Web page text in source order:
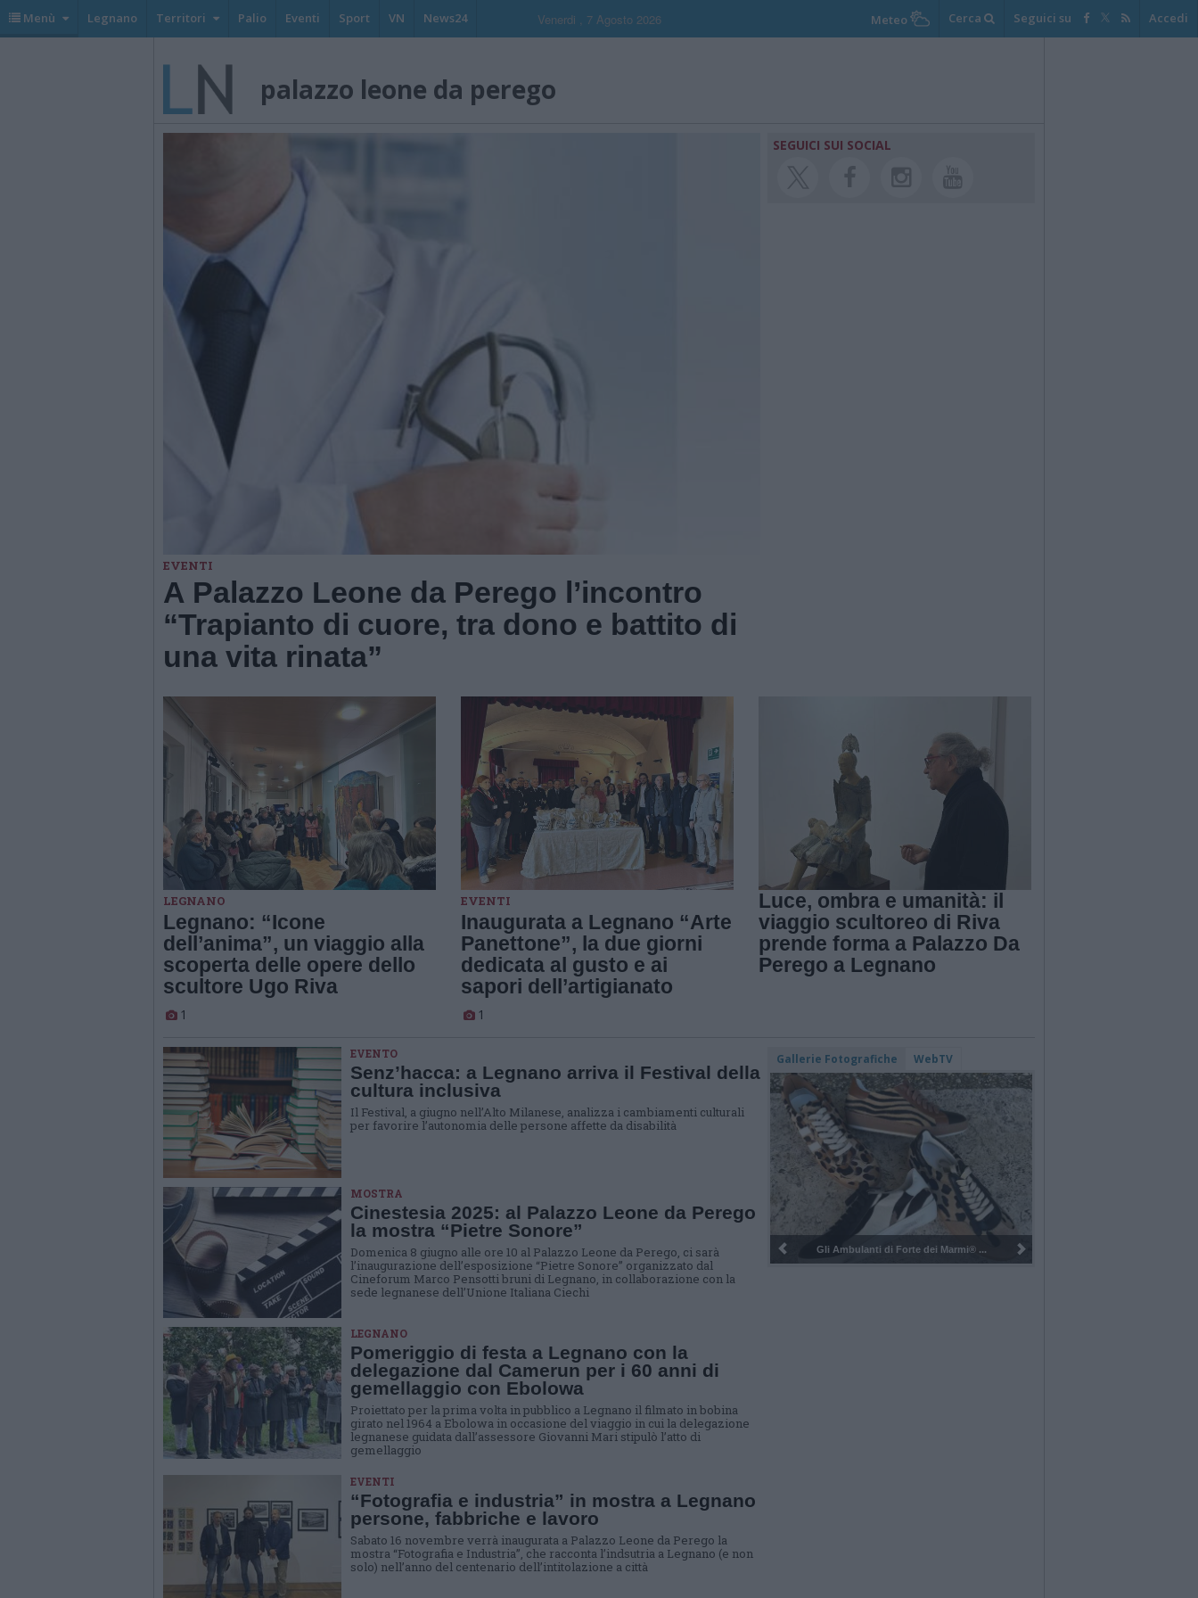
Menù Legnano Territori Palio Eventi Sport VN News24 Venerdi , 7 Agosto 2026 Meteo Cerca Seguici su Accedi
palazzo leone da perego
EVENTI
A Palazzo Leone da Perego l’incontro
“Trapianto di cuore, tra dono e battito di
una vita rinata”
SEGUICI SUI SOCIAL
LEGNANO
Legnano: “Icone
dell’anima”, un viaggio alla
scoperta delle opere dello
scultore Ugo Riva
1
EVENTI
Inaugurata a Legnano “Arte
Panettone”, la due giorni
dedicata al gusto e ai
sapori dell’artigianato
1
Luce, ombra e umanità: il
viaggio scultoreo di Riva
prende forma a Palazzo Da
Perego a Legnano
EVENTO
Senz’hacca: a Legnano arriva il Festival della
cultura inclusiva
Il Festival, a giugno nell’Alto Milanese, analizza i cambiamenti culturali
per favorire l’autonomia delle persone affette da disabilità
MOSTRA
Cinestesia 2025: al Palazzo Leone da Perego
la mostra “Pietre Sonore”
Domenica 8 giugno alle ore 10 al Palazzo Leone da Perego, ci sarà
l’inaugurazione dell’esposizione “Pietre Sonore” organizzato dal
Cineforum Marco Pensotti bruni di Legnano, in collaborazione con la
sede legnanese dell’Unione Italiana Ciechi
LEGNANO
Pomeriggio di festa a Legnano con la
delegazione dal Camerun per i 60 anni di
gemellaggio con Ebolowa
Proiettato per la prima volta in pubblico a Legnano il filmato in bobina
girato nel 1964 a Ebolowa in occasione del viaggio in cui la delegazione
legnanese guidata dall’assessore Giovanni Mari stipulò l’atto di
gemellaggio
EVENTI
“Fotografia e industria” in mostra a Legnano
persone, fabbriche e lavoro
Sabato 16 novembre verrà inaugurata a Palazzo Leone da Perego la
mostra “Fotografia e Industria”, che racconta l’indsutria a Legnano (e non
solo) nell’anno del centenario dell’intitolazione a città
Gallerie Fotografiche WebTV
Pulizia del bosco del Rugareto a ...